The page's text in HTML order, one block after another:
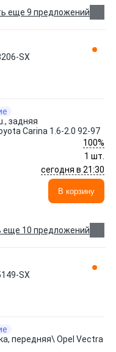
еще 9 предложений
SX
задняя
Carina 1.6-2.0 92-97
100%
1 шт.
сегодня в 21:30
В корзину
еще 10 предложений
SX
передняя\ Opel Vectra